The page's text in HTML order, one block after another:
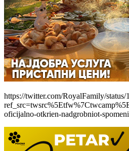
https://twitter.com/RoyalFamily/
oficijalno-otkrien-nadgrobniot-